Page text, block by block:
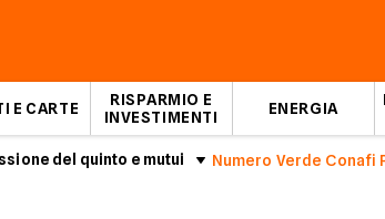
E CARTE
RISPARMIO E
INVESTIMENTI
ENERGIA
del quinto e mutui Numero Verde Conafi